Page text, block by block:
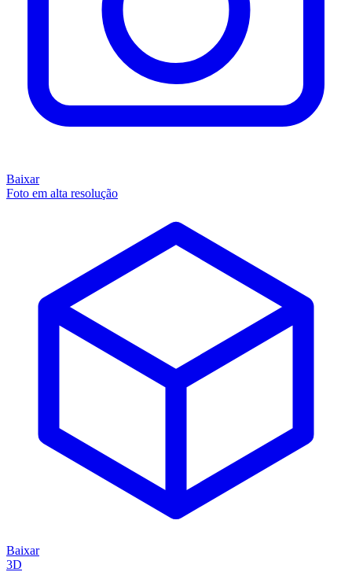
Baixar
Foto em alta resolução
Baixar
3D